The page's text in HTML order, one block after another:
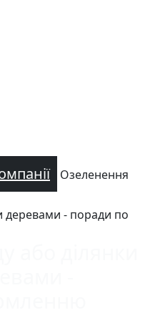
Озеленення
деревами - поради по